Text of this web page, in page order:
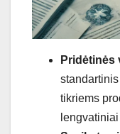
Pridėtinės
tikriems